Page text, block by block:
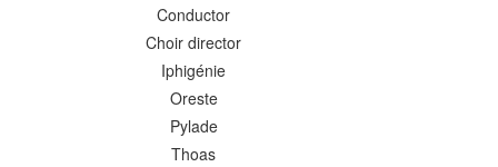
Conductor
Choir director
Iphigénie
Oreste
Pylade
Thoas